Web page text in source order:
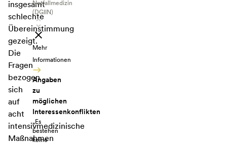
insgesamt
schlechte
Übereinstimmung
gezeigt.
Die
Fragen
bezogen
sich
auf
acht
intensivmedizinische
Maßnahmen
Notfallmedizin
(DGIIN)
Mehr
Informationen
Angaben
zu
möglichen
Interessenkonflikten
„Es
bestehen
keine